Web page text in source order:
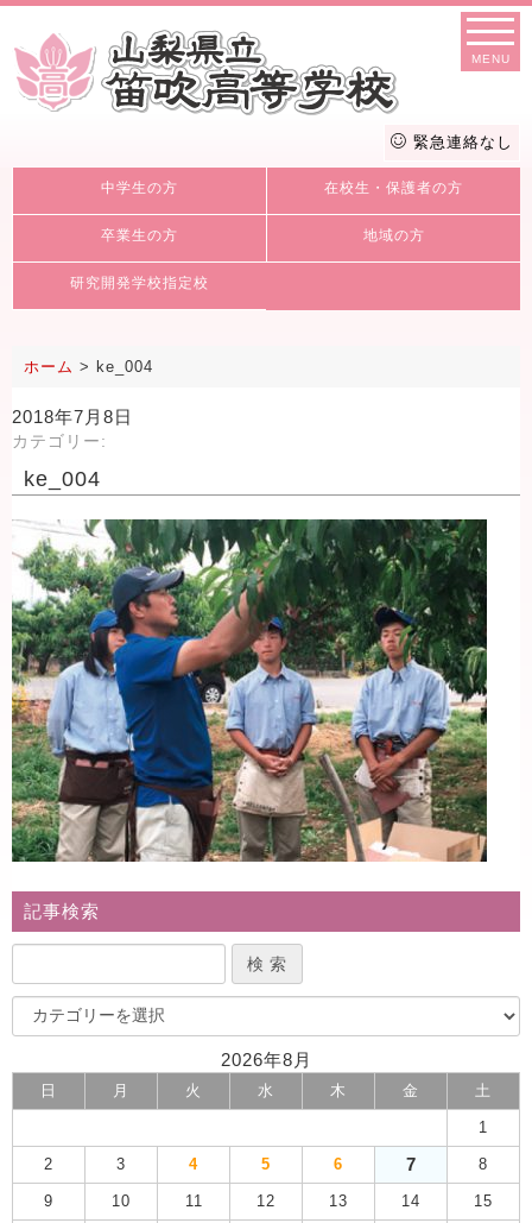
MENU
緊急連絡なし
中学生の方 在校生・保護者の方
卒業生の方 地域の方
研究開発学校指定校
ホーム > ke_004
2018年7月8日
カテゴリー:
ke_004
記事検索
2026年8月
日 月 火 水 木 金 土
1
2 3 4 5 6 7 8
9 10 11 12 13 14 15